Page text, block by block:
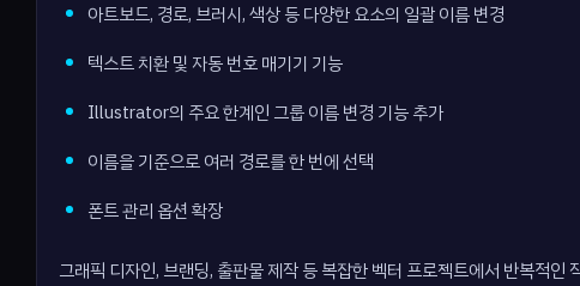
아트보드, 경로, 브러시, 색상 등 다양한 요소의 일괄 이름 변경
텍스트 치환 및 자동 번호 매기기 기능
Illustrator의 주요 한계인 그룹 이름 변경 기능 추가
이름을 기준으로 여러 경로를 한 번에 선택
폰트 관리 옵션 확장
그래픽 디자인, 브랜딩, 출판물 제작 등 복잡한 벡터 프로젝트에서 반복적